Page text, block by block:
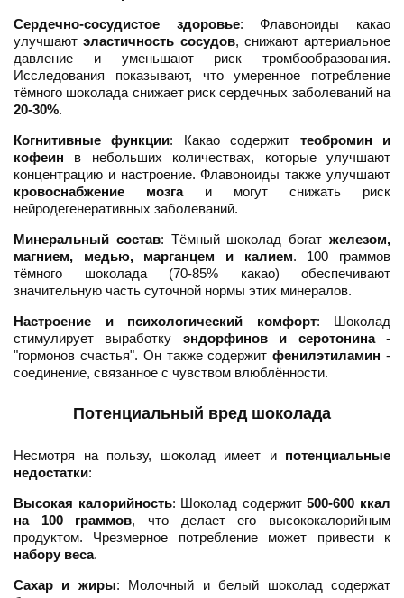
Сердечно-сосудистое здоровье: Флавоноиды какао
улучшаютэластичность сосудов, снижают артериальное
давление и уменьшают риск тромбообразования.
Исследования показывают, что умеренное потребление
тёмного шоколада снижает риск сердечных заболеваний на
20-30%.
Когнитивные функции: Какао содержит теобромин и
кофеин в небольших количествах, которые улучшают
концентрацию и настроение. Флавоноиды также улучшают
кровоснабжение мозгаи могут снижать риск
нейродегенеративных заболеваний.
Минеральный состав: Тёмный шоколад богатжелезом,
магнием, медью, марганцем и калием. 100 граммов
тёмного шоколада (70-85% какао) обеспечивают
значительную часть суточной нормы этих минералов.
Настроение и психологический комфорт: Шоколад
стимулирует выработку эндорфинов и серотонина-
"гормонов счастья". Он также содержитфенилэтиламин -
соединение, связанное с чувством влюблённости.
Потенциальный вред шоколада
Несмотря на пользу, шоколад имеет и потенциальные
недостатки:
Высокая калорийность: Шоколад содержит500-600 ккал
на 100 граммов, что делает его высококалорийным
продуктом. Чрезмерное потребление может привести к
набору веса.
Сахар и жиры: Молочный и белый шоколад содержат